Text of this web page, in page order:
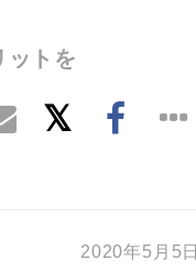
トを
2020年5月5日